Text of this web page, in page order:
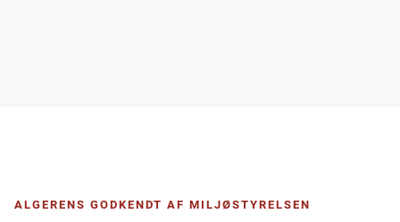
ALGERENS GODKENDT AF MILJØSTYRELSEN